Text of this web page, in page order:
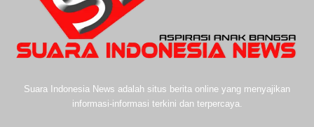
Suara Indonesia News adalah situs berita online yang menyajikan
informasi-informasi terkini dan terpercaya.